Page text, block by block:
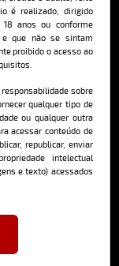
é realizado, dirigido
anos ou conforme
e que não se sintam
proibido o acesso ao
responsabilidade sobre
qualquer tipo de
ou qualquer outra
acessar conteúdo de
republicar, enviar
intelectual
e texto) acessados
mais
internet
da Bella da Semana